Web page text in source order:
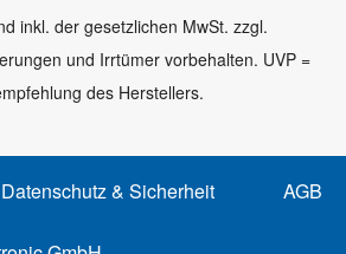
inkl. der gesetzlichen MwSt. zzgl.
und Irrtümer vorbehalten. UVP =
des Herstellers.
Datenschutz & Sicherheit AGB